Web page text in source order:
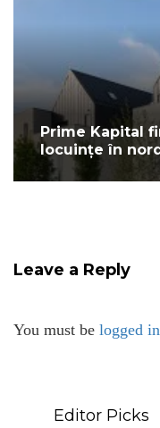
Prime Kapital
locuințe în
Leave a Reply
You must be logged in
Editor Picks